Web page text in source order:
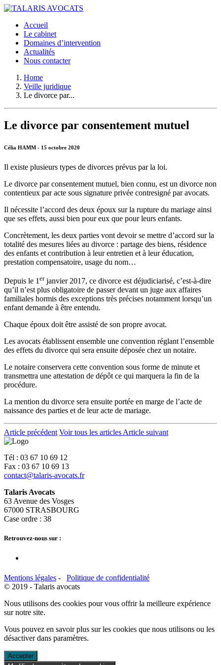
Accueil
Le cabinet
Domaines d’intervention
Actualités
Nous contacter
Home
Veille juridique
Le divorce par...
Le divorce par consentement mutuel
Célia HAMM - 15 octobre 2020
Il existe plusieurs types de divorces prévus par la loi.
Le divorce par consentement mutuel, bien connu, est un divorce non
contentieux par acte sous signature privée contresigné par avocats.
Il nécessite l’accord des deux époux sur la rupture du mariage ainsi
que ses effets, aussi bien pour eux que pour leurs enfants.
Concrètement, les deux parties vont devoir se mettre d’accord sur la
totalité des mesures liées au divorce : partage des biens, résidence
des enfants et contribution à leur entretien et à leur éducation,
prestation compensatoire, usage du nom…
Depuis le 1 erjanvier 2017, ce divorce est déjudiciarisé, c’est-à-dire
qu’il n’est plus obligatoire de passer devant un juge aux affaires
familiales hormis des exceptions très précises notamment lorsqu’un
enfant demande à être entendu.
Chaque époux doit être assisté de son propre avocat.
Les avocats établissent ensemble une convention réglant l’ensemble
des effets du divorce qui sera ensuite déposée chez un notaire.
Le notaire conservera cette convention sous forme de minute et
transmettra une attestation de dépôt ce qui marquera la fin de la
procédure.
La mention du divorce sera ensuite portée en marge de l’acte de
naissance des parties et de leur acte de mariage.
Article précédent Voir tous les articles Article suivant
Tél : 03 67 10 69 12
Fax : 03 67 10 69 13
contact@talaris-avocats.fr
Talaris Avocats
63 Avenue des Vosges
67000 STRASBOURG
Case ordre : 38
Retrouvez-nous sur :
Mentions légales - Politique de confidentialité
© 2019 - Talaris avocats
Nous utilisons des cookies pour vous offrir la meilleure expérience
sur notre site.
Vous pouvez en savoir plus sur les cookies que nous utilisons ou les
désactiver dans paramètres.
Accepter